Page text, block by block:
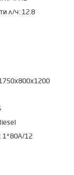
л/ч: 12.8
1*80A/12